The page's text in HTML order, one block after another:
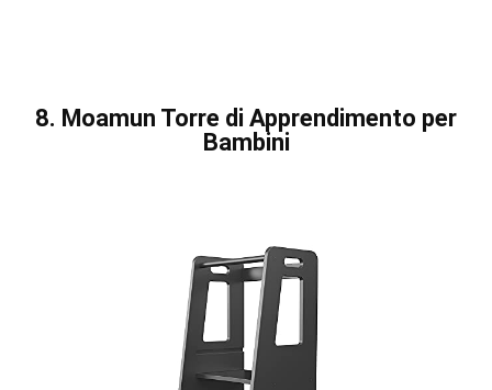
8. Moamun Torre di Apprendimento per
Bambini